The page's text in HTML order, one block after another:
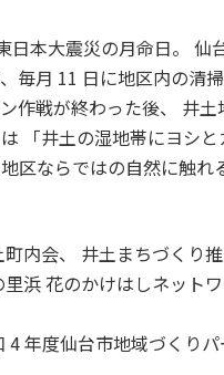
日本大震災の月命日。
毎月 11 日に地区内の清
作戦が終わった後、 井
「井土の湿地帯にヨシ
区ならではの自然に触
町内会、 井土まちづくり
里浜 花のかけはしネッ
4 年度仙台市地域づくり